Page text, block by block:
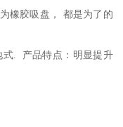
橡胶吸盘， 都是为了的
式. 产品特点：明显提升